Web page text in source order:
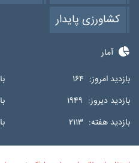
کشاورزی پایدار
آمار
بازدید امروز: ۱۶۴
بازدید دیروز: ۱۹۴۹
بازدید هفته: ۲۱۱۳